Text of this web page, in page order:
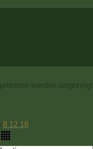
werden angezeigt
8 12 16